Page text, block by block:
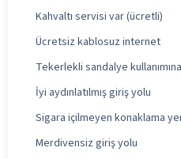
Kahvaltı servisi var (ücretli)
Ücretsiz kablosuz internet
Tekerlekli sandalye
İyi aydınlatılmış giriş yolu
Sigara içilmeyen konaklama
Merdivensiz giriş yolu